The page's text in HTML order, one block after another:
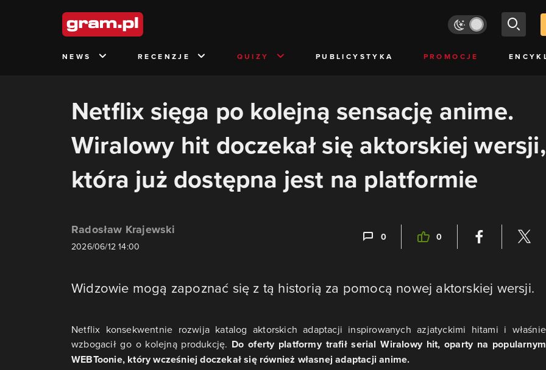
NEWS RECENZJE QUIZY PUBLICYSTYKA PROMOCJE
Netflix sięga po kolejną sensację anime.
Wiralowy hit doczekał się aktorskiej wersji,
która już dostępna jest na platformie
Radosław Krajewski
2026/06/12 14:00
0 0
Widzowie mogą zapoznać się z tą historią za pomocą nowej aktorskiej wersji.
Netflix konsekwentnie rozwija katalog aktorskich adaptacji inspirowanych azjatyckimi hitami i właśnie
wzbogacił go o kolejną produkcję. Do oferty platformy trafił serial Wiralowy hit, oparty na popularnym
WEBToonie, który wcześniej doczekał się również własnej adaptacji anime.